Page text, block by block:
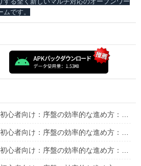
です。
：序盤の効率的な進め方：ゲーム始める獲得できる物(2)
：序盤の効率的な進め方：ゲーム始める獲得できる物(1)
け：序盤の効率的な進め方：最強戦闘パルの獲得方法